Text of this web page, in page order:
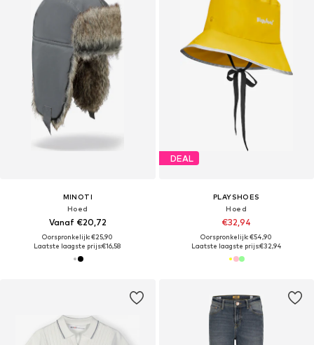
MINOTI
Hoed
Vanaf €20,72
Oorspronkelijk: €25,90
Laatste laagste prijs:€16,58
DEAL
PLAYSHOES
Hoed
€32,94
Oorspronkelijk: €54,90
Laatste laagste prijs:€32,94